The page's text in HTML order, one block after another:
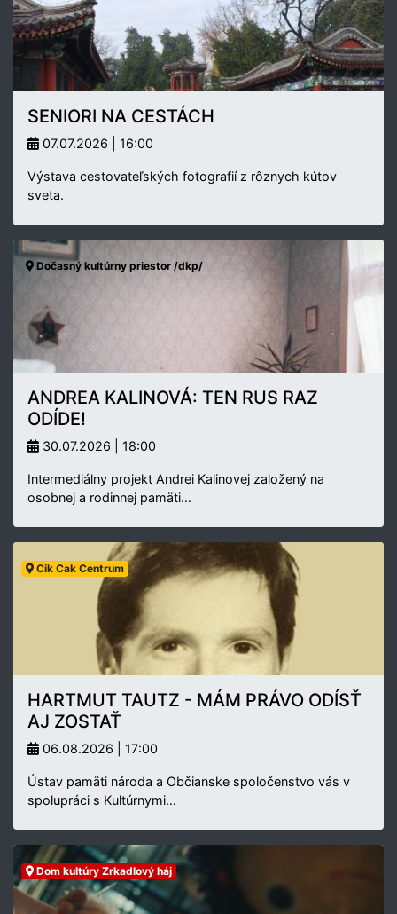
SENIORI NA CESTÁCH
07.07.2026 | 16:00
Výstava cestovateľských fotografií z rôznych kútov
sveta.
Dočasný kultúrny priestor /dkp/
ANDREA KALINOVÁ: TEN RUS RAZ
ODÍDE!
30.07.2026 | 18:00
Intermediálny projekt Andrei Kalinovej založený na
osobnej a rodinnej pamäti…
Cik Cak Centrum
HARTMUT TAUTZ - MÁM PRÁVO ODÍSŤ
AJ ZOSTAŤ
06.08.2026 | 17:00
Ústav pamäti národa a Občianske spoločenstvo vás v
spolupráci s Kultúrnymi…
Dom kultúry Zrkadlový háj